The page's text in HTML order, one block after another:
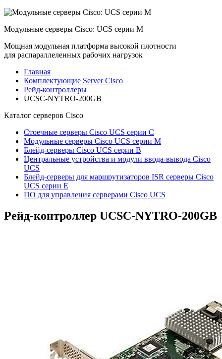
Модульные серверы Cisco: UCS серии M
Мощная модульная платформа высокой плотности
для распараллеленных рабочих нагрузок
Главная
Комплектующие Server Cisco
Рейд-контроллеры
UCSC-NYTRO-200GB
Каталог серверов Cisco
Стоечные серверы Cisco UCS серии C
Модульные серверы Cisco UCS серии M
Блейд-серверы Cisco UCS серии B
Центральные устройства и модули ввода-вывода Cisco
UCS
Блейд-серверы для маршрутизаторов ISR серверы Cisco
UCS серии E
ПО для управления серверами Cisco UCS
Рейд-контроллер UCSC-NYTRO-200GB